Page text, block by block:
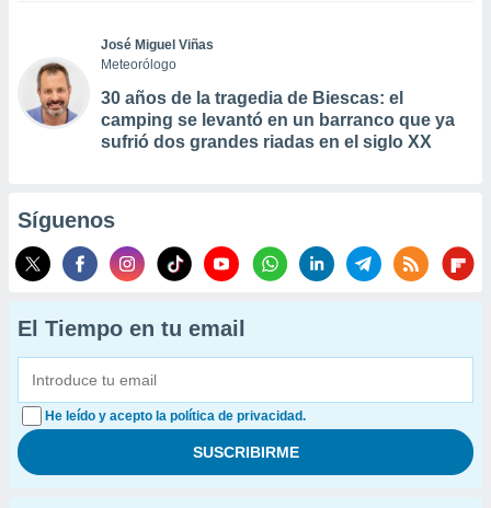
José Miguel Viñas
Meteorólogo
30 años de la tragedia de Biescas: el
camping se levantó en un barranco que ya
sufrió dos grandes riadas en el siglo XX
Síguenos
El Tiempo en tu email
He leído y acepto la política de privacidad.